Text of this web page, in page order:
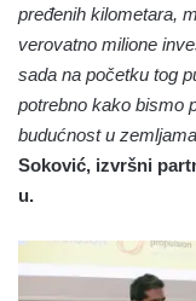
pređenih kilometara,
verovatno milione
sada na početku tog
potrebno kako bismo
budućnost u
Soković, izvršni
u.